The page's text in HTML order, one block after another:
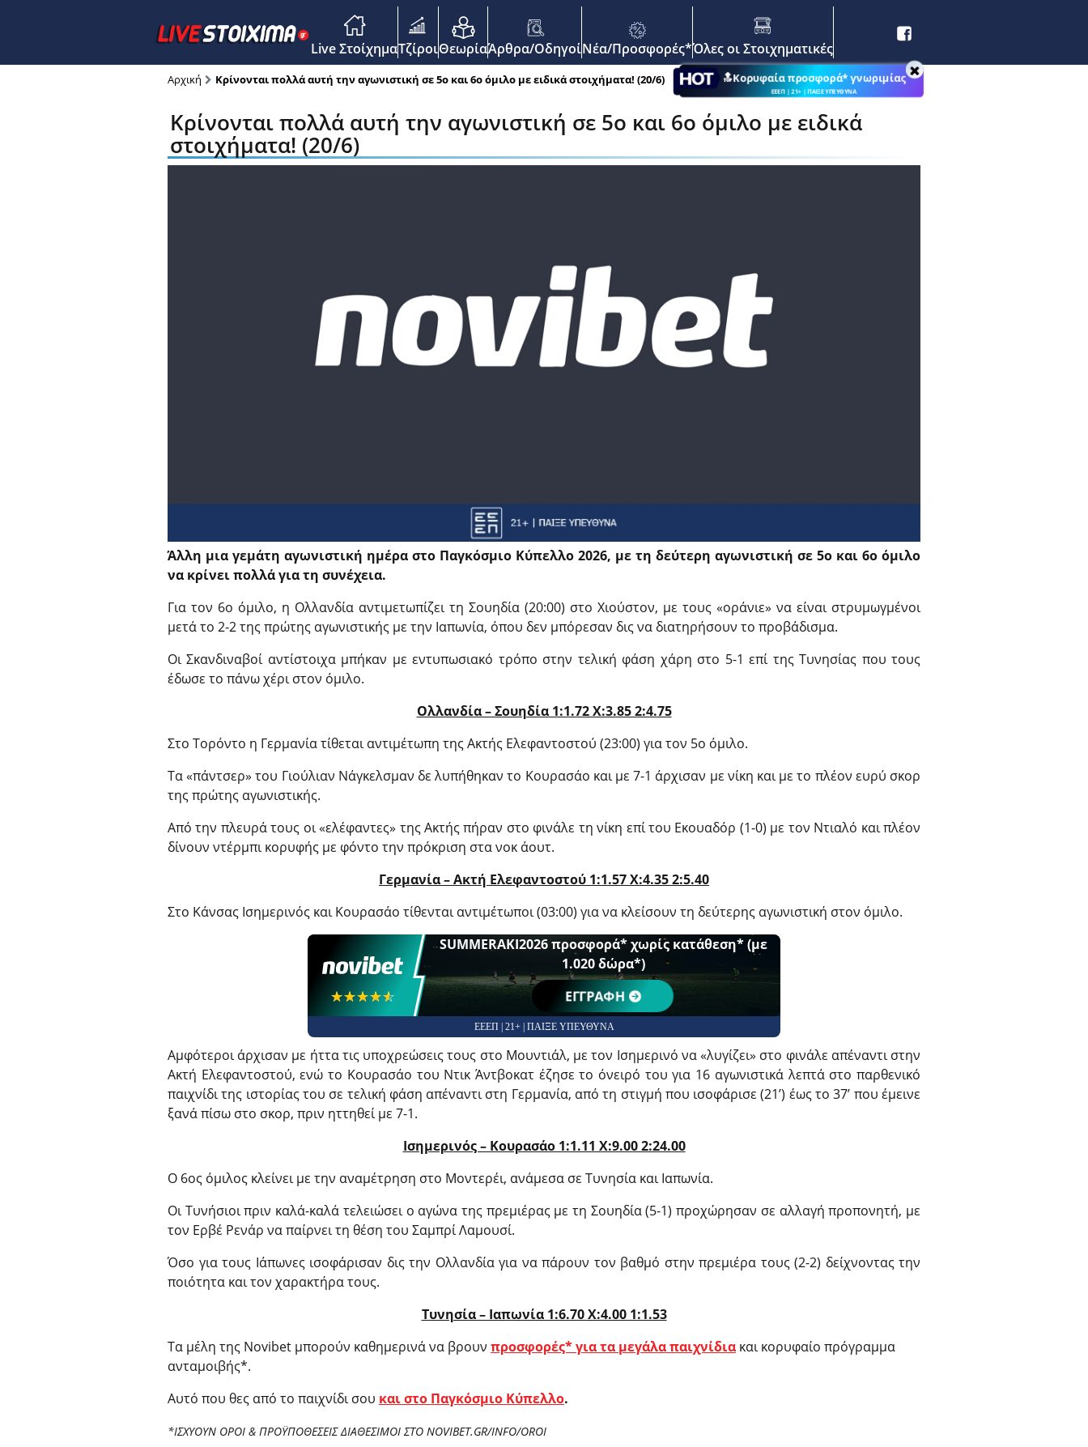
Main Menu
Live ΣτοίχημαΤζίροιΘεωρίαΆρθρα/ΟδηγοίΝέα/Προσφορές*Όλες οι Στοιχηματικές
🔝Κορυφαία προσφορά* γνωριμίας
ΕΕΕΠ | 21+ | ΠΑΙΞΕ ΥΠΕΥΘΥΝΑ
Αρχική Κρίνονται πολλά αυτή την αγωνιστική σε 5ο και 6ο όμιλο με ειδικά στοιχήματα! (20/6)
Κρίνονται πολλά αυτή την αγωνιστική σε 5ο και 6ο όμιλο με ειδικά
στοιχήματα! (20/6)
Άλλη μια γεμάτη αγωνιστική ημέρα στο Παγκόσμιο Κύπελλο 2026, με τη δεύτερη αγωνιστική σε 5ο και 6ο όμιλο
να κρίνει πολλά για τη συνέχεια.
Για τον 6ο όμιλο, η Ολλανδία αντιμετωπίζει τη Σουηδία (20:00) στο Χιούστον, με τους «οράνιε» να είναι στρυμωγμένοι
μετά το 2-2 της πρώτης αγωνιστικής με την Ιαπωνία, όπου δεν μπόρεσαν δις να διατηρήσουν το προβάδισμα.
Οι Σκανδιναβοί αντίστοιχα μπήκαν με εντυπωσιακό τρόπο στην τελική φάση χάρη στο 5-1 επί της Τυνησίας που τους
έδωσε το πάνω χέρι στον όμιλο.
Ολλανδία – Σουηδία 1:1.72 X:3.85 2:4.75
Στο Τορόντο η Γερμανία τίθεται αντιμέτωπη της Ακτής Ελεφαντοστού (23:00) για τον 5ο όμιλο.
Τα «πάντσερ» του Γιούλιαν Νάγκελσμαν δε λυπήθηκαν το Κουρασάο και με 7-1 άρχισαν με νίκη και με το πλέον ευρύ σκορ
της πρώτης αγωνιστικής.
Από την πλευρά τους οι «ελέφαντες» της Ακτής πήραν στο φινάλε τη νίκη επί του Εκουαδόρ (1-0) με τον Ντιαλό και πλέον
δίνουν ντέρμπι κορυφής με φόντο την πρόκριση στα νοκ άουτ.
Γερμανία – Ακτή Ελεφαντοστού 1:1.57 X:4.35 2:5.40
Στο Κάνσας Ισημερινός και Κουρασάο τίθενται αντιμέτωποι (03:00) για να κλείσουν τη δεύτερης αγωνιστική στον όμιλο.
☆☆☆☆☆
★★★★★
SUMMERAKI2026 προσφορά* χωρίς κατάθεση* (με
1.020 δώρα*)
ΕΓΓΡΑΦΗ
ΕΕΕΠ | 21+ | ΠΑΙΞΕ ΥΠΕΥΘΥΝΑ
Αμφότεροι άρχισαν με ήττα τις υποχρεώσεις τους στο Μουντιάλ, με τον Ισημερινό να «λυγίζει» στο φινάλε απέναντι στην
Ακτή Ελεφαντοστού, ενώ το Κουρασάο του Ντικ Άντβοκατ έζησε το όνειρό του για 16 αγωνιστικά λεπτά στο παρθενικό
παιχνίδι της ιστορίας του σε τελική φάση απέναντι στη Γερμανία, από τη στιγμή που ισοφάρισε (21’) έως το 37’ που έμεινε
ξανά πίσω στο σκορ, πριν ηττηθεί με 7-1.
Ισημερινός – Κουρασάο 1:1.11 X:9.00 2:24.00
Ο 6ος όμιλος κλείνει με την αναμέτρηση στο Μοντερέι, ανάμεσα σε Τυνησία και Ιαπωνία.
Οι Τυνήσιοι πριν καλά-καλά τελειώσει ο αγώνα της πρεμιέρας με τη Σουηδία (5-1) προχώρησαν σε αλλαγή προπονητή, με
τον Ερβέ Ρενάρ να παίρνει τη θέση του Σαμπρί Λαμουσί.
Όσο για τους Ιάπωνες ισοφάρισαν δις την Ολλανδία για να πάρουν τον βαθμό στην πρεμιέρα τους (2-2) δείχνοντας την
ποιότητα και τον χαρακτήρα τους.
Τυνησία – Ιαπωνία 1:6.70 X:4.00 1:1.53
Τα μέλη της Novibet μπορούν καθημερινά να βρουν προσφορές* για τα μεγάλα παιχνίδια και κορυφαίο πρόγραμμα
ανταμοιβής*.
Αυτό που θες από το παιχνίδι σου και στο Παγκόσμιο Κύπελλο.
*ΙΣΧΥΟΥΝ ΟΡΟΙ & ΠΡΟΫΠΟΘΕΣΕΙΣ ΔΙΑΘΕΣΙΜΟΙ ΣΤΟ NOVIBET.GR/INFO/OROI